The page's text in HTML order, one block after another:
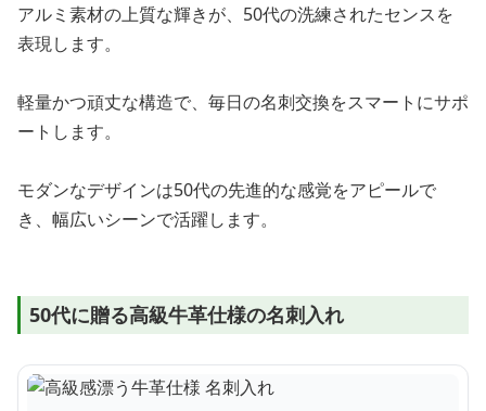
アルミ素材の上質な輝きが、50代の洗練されたセンスを
表現します。
軽量かつ頑丈な構造で、毎日の名刺交換をスマートにサポ
ートします。
モダンなデザインは50代の先進的な感覚をアピールで
き、幅広いシーンで活躍します。
50代に贈る高級牛革仕様の名刺入れ